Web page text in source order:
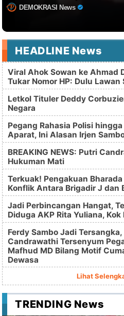
DEMOKRASI News
HEADLINE News
Viral Ahok Sowan ke Ahmad
Tukar Nomor HP: Dulu
Letkol Tituler Deddy
Negara
Pegang Rahasia Polisi
Aparat, Ini Alasan Irjen
BREAKING NEWS: Putri
Hukuman Mati
Terkuak! Pengakuan
Konflik Antara Brigadir J dan
Jadi Perbincangan Hangat,
Diduga AKP Rita Yuliana, Kok
Ferdy Sambo Jadi
Candrawathi Tersenyum
Mafhud MD Bilang Motif
Dewasa
Lihat
TRENDING News